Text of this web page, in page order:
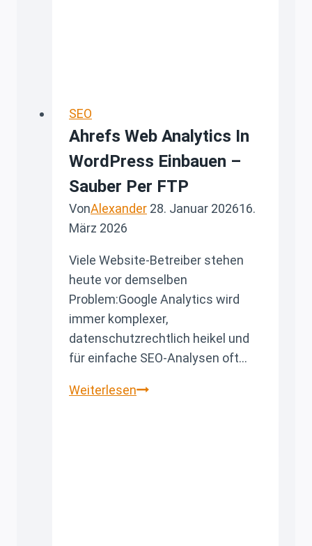
SEO
Ahrefs Web Analytics In
WordPress Einbauen –
Sauber Per FTP
VonAlexander 28. Januar 202616.
März 2026
Viele Website-Betreiber stehen
heute vor demselben
Problem:Google Analytics wird
immer komplexer,
datenschutzrechtlich heikel und
für einfache SEO-Analysen oft…
WeiterlesenAhrefs